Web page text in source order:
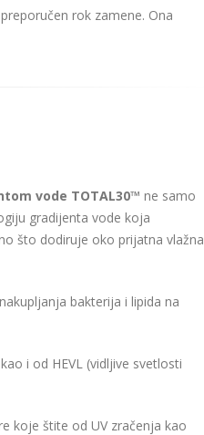
rok zamene. Ona
vode TOTAL30™ ne samo
gradijenta vode koja
što dodiruje oko prijatna vlažna
bakterija i lipida na
i od HEVL (vidljive svetlosti
koje štite od UV zračenja kao